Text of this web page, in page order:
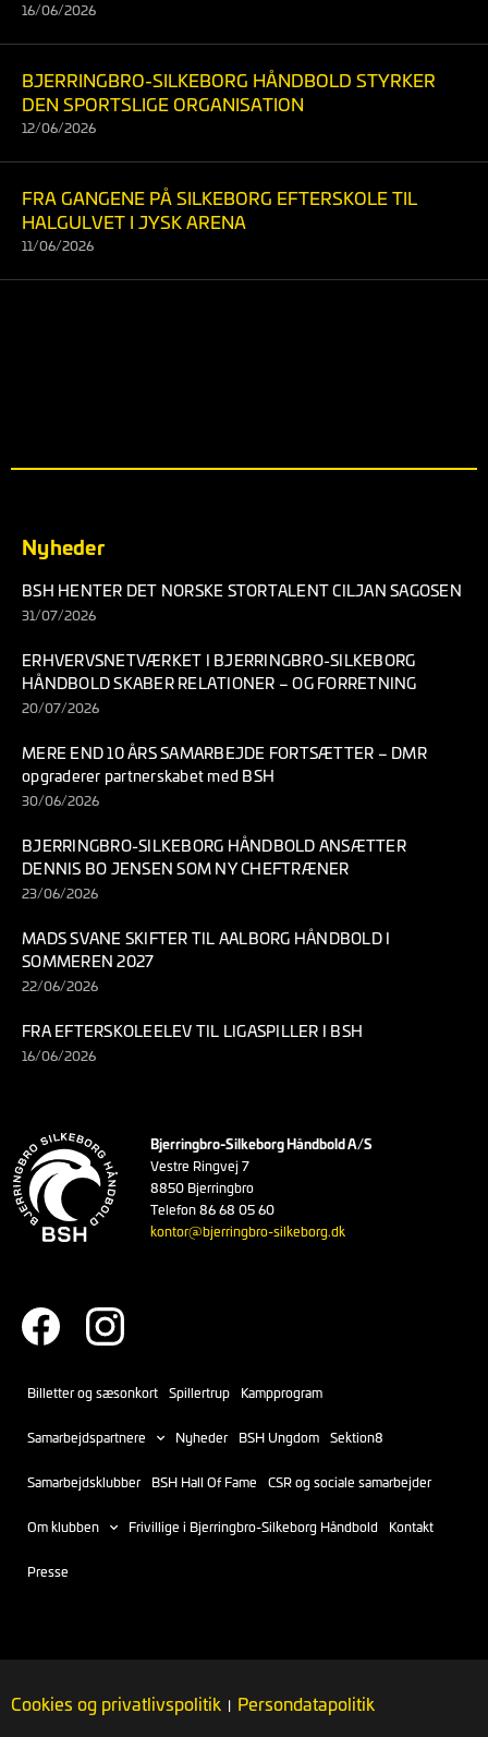
16/06/2026
BJERRINGBRO-SILKEBORG HÅNDBOLD STYRKER
DEN SPORTSLIGE ORGANISATION
12/06/2026
FRA GANGENE PÅ SILKEBORG EFTERSKOLE TIL
HALGULVET I JYSK ARENA
11/06/2026
Nyheder
BSH HENTER DET NORSKE STORTALENT CILJAN SAGOSEN
31/07/2026
ERHVERVSNETVÆRKET I BJERRINGBRO-SILKEBORG
HÅNDBOLD SKABER RELATIONER – OG FORRETNING
20/07/2026
MERE END 10 ÅRS SAMARBEJDE FORTSÆTTER – DMR
opgraderer partnerskabet med BSH
30/06/2026
BJERRINGBRO-SILKEBORG HÅNDBOLD ANSÆTTER
DENNIS BO JENSEN SOM NY CHEFTRÆNER
23/06/2026
MADS SVANE SKIFTER TIL AALBORG HÅNDBOLD I
SOMMEREN 2027
22/06/2026
FRA EFTERSKOLEELEV TIL LIGASPILLER I BSH
16/06/2026
Bjerringbro-Silkeborg Håndbold A/S
Vestre Ringvej 7
8850 Bjerringbro
Telefon 86 68 05 60
kontor@bjerringbro-silkeborg.dk
Billetter og sæsonkort Spillertrup Kampprogram
Samarbejdspartnere Nyheder BSH Ungdom Sektion8
Samarbejdsklubber BSH Hall Of Fame CSR og sociale samarbejder
Om klubben Frivillige i Bjerringbro-Silkeborg Håndbold Kontakt
Presse
Cookies og privatlivspolitik | Persondatapolitik